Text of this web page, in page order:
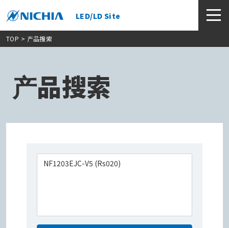
LED/LD Site
TOP > 产品搜索
产品搜索